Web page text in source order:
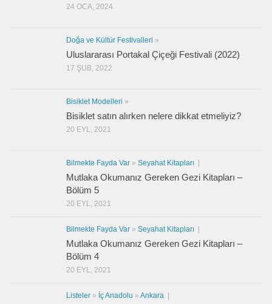
24 OCA, 2024
Doğa ve Kültür Festivalleri »
Uluslararası Portakal Çiçeği Festivali (2022)
17 ŞUB, 2022
Bisiklet Modelleri »
Bisiklet satın alırken nelere dikkat etmeliyiz?
20 EYL, 2021
Bilmekte Fayda Var » Seyahat Kitapları
Mutlaka Okumanız Gereken Gezi Kitapları –
Bölüm 5
20 EYL, 2021
Bilmekte Fayda Var » Seyahat Kitapları
Mutlaka Okumanız Gereken Gezi Kitapları –
Bölüm 4
20 EYL, 2021
Listeler » İç Anadolu » Ankara